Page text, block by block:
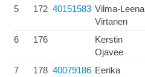
5 172 40151583 Vilma-Leena
Virtanen
6 176
Kerstin
Ojavee
7 178 40079186 Eerika